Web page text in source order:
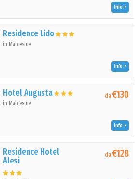
Info
Residence Lido
in Malcesine
Info
Hotel Augusta
in Malcesine
da€130
Info
Residence Hotel
Alesi
da€128